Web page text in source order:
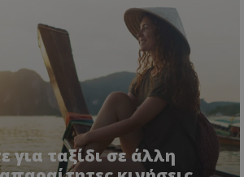
για ταξίδι σε άλλη